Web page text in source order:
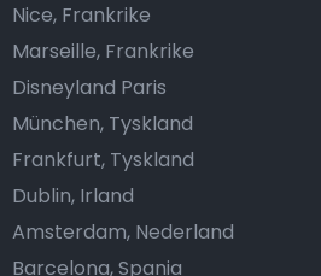
Nice, Frankrike
Marseille, Frankrike
Disneyland Paris
München, Tyskland
Frankfurt, Tyskland
Dublin, Irland
Amsterdam, Nederland
Barcelona, Spania